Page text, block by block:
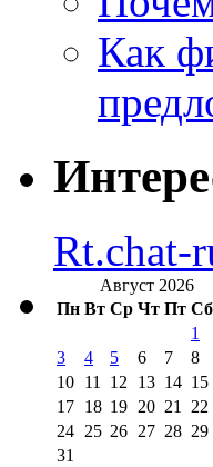
Как
Rt.chat-
Август 2026
Пн Вт Ср Чт Пт Сб
1
3
4 5 6 7 8
10 11 12 13 14 15
17 18 19 20 21 22
24 25 26 27 28 29
31